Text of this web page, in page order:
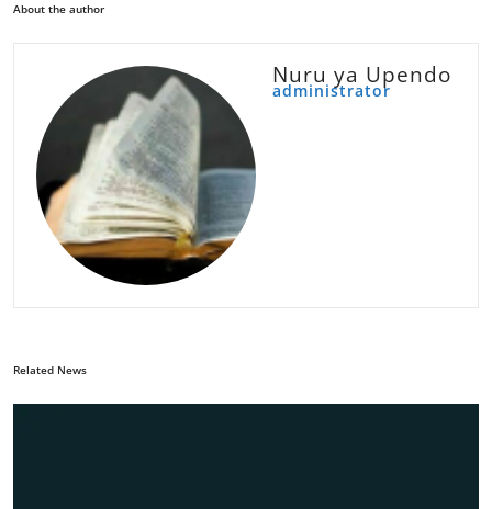
About the author
Nuru ya Upendo
administrator
Related News